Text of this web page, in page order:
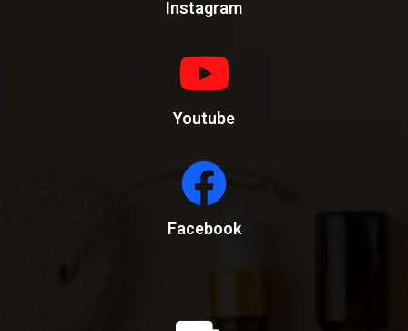
Instagram
Youtube
Facebook